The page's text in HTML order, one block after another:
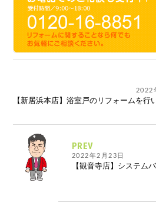
PREV
2022年2月23日
【観音寺店】システム
2022
【新居浜本店】浴室戸のリフォームを行